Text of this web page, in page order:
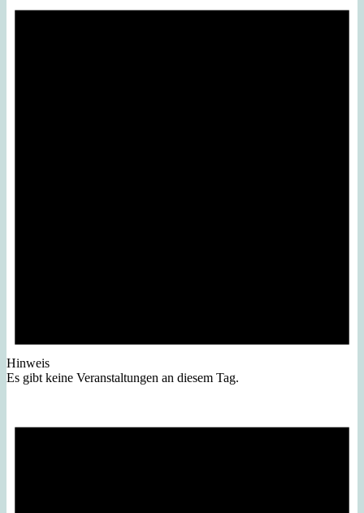
Hinweis
Es gibt keine Veranstaltungen an diesem Tag.